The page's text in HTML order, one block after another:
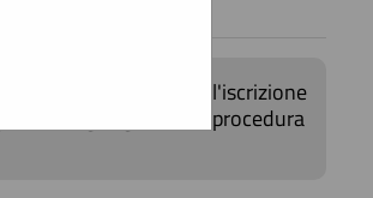
Per richiedere l'iscrizione
dettagli riguardo la procedura